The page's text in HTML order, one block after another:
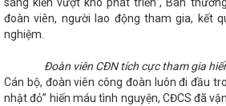
điện ứng phó với mưa lớn, áp thấp khả
TT-BCT ngày 13/5/2025 của Bộ trưởng
quản lý rủi ro trong khai thác khoáng
đảo trực tuyến
AI đã “rất thật” ở Hà
Diệm với quy mô 40ha, vốn đầu tư
Báo Nhân dân tổ chức Lễ khai trương
đoàn viên, người lao động tham gia, kết
nghiệm.
Đoàn viên CĐN tích cực tham gia
Cán bộ, đoàn viên công đoàn luôn đi đầu
nhật đỏ” hiến máu tình nguyện, CĐCS đã